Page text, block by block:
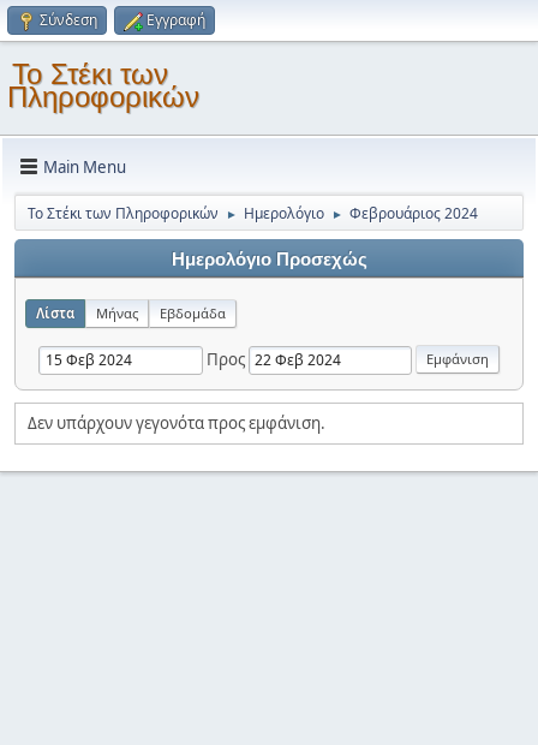
Σύνδεση Εγγραφή
Το Στέκι των
Πληροφορικών
Main Menu
Το Στέκι των Πληροφορικών ► Ημερολόγιο ► Φεβρουάριος 2024
Ημερολόγιο Προσεχώς
Λίστα Μήνας Εβδομάδα
Προς
Δεν υπάρχουν γεγονότα προς εμφάνιση.